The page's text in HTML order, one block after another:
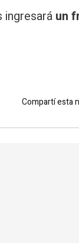
ingresará un
Compartí esta